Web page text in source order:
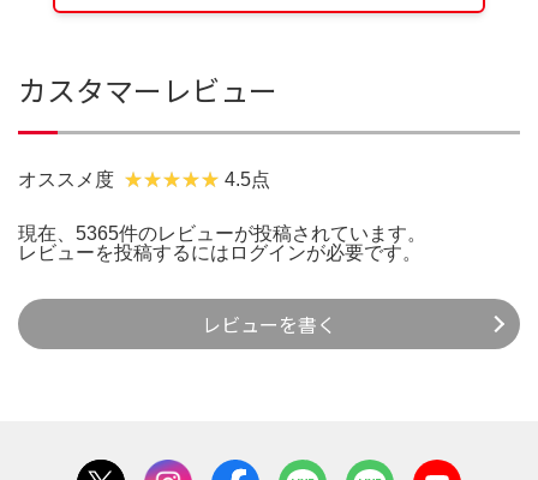
カスタマーレビュー
オススメ度 4.5点
現在、5365件のレビューが投稿されています。
レビューを投稿するには ログインが必要です。
レビューを書く